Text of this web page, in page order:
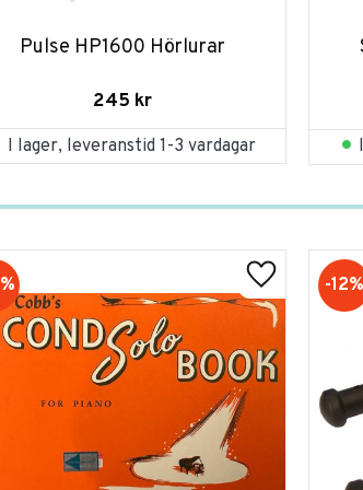
Pulse HP1600 Hörlurar
245 kr
I lager, leveranstid 1-3 vardagar
% 12%